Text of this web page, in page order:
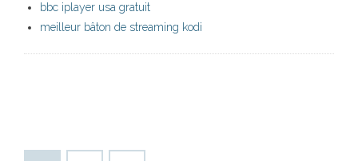
bbc iplayer usa gratuit
meilleur bâton de streaming kodi